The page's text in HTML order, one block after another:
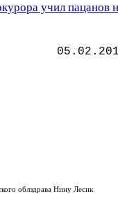
учил пацанов
облздрава Нину Лесик